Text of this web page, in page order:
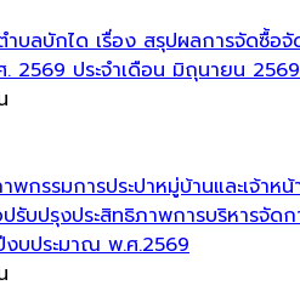
ำบลบักได เรื่อง สรุปผลการจัดซื้อจั
2569 ประจำเดือน มิถุนายน 2569
กรรมการประปาหมู่บ้านและเจ้าหน้
รับปรุงประสิทธิภาพการบริหารจัดก
งบประมาณ พ.ศ.2569